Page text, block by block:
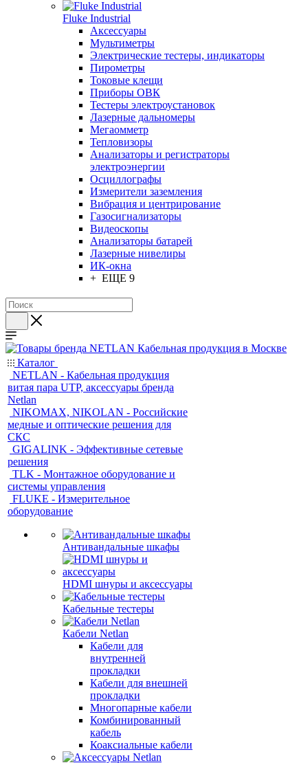
Fluke Industrial
Аксессуары
Мультиметры
Электрические тестеры, индикаторы
Пирометры
Токовые клещи
Приборы ОВК
Тестеры электроустановок
Лазерные дальномеры
Мегаомметр
Тепловизоры
Анализаторы и регистраторы
электроэнергии
Осциллографы
Измерители заземления
Вибрация и центрирование
Газосигнализаторы
Видеоскопы
Анализаторы батарей
Лазерные нивелиры
ИК-окна
+ ЕЩЕ 9
Каталог
NETLAN - Кабельная продукция
витая пара UTP, аксессуары бренда
Netlan
NIKOMAX, NIKOLAN - Российские
медные и оптические решения для
СКС
GIGALINK - Эффективные сетевые
решения
TLK - Монтажное оборудование и
системы управления
FLUKE - Измерительное
оборудование
Антивандальные шкафы
HDMI шнуры и аксессуары
Кабельные тестеры
Кабели Netlan
Кабели для
внутренней
прокладки
Кабели для внешней
прокладки
Многопарные кабели
Комбинированный
кабель
Коаксиальные кабели